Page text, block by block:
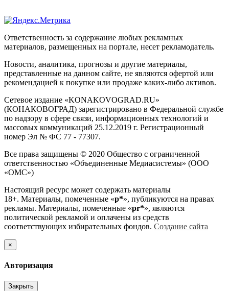
Ответственность за содержание любых рекламных
материалов, размещенных на портале, несет рекламодатель.
Новости, аналитика, прогнозы и другие материалы,
представленные на данном сайте, не являются офертой или
рекомендацией к покупке или продаже каких-либо активов.
Сетевое издание «KONAKOVOGRAD.RU»
(КОНАКОВОГРАД) зарегистрировано в Федеральной службе
по надзору в сфере связи, информационных технологий и
массовых коммуникаций 25.12.2019 г. Регистрационный
номер Эл № ФС 77 - 77307.
Все права защищены © 2020 Общество с ограниченной
ответственностью «Объединенные Медиасистемы» (ООО
«ОМС»)
Настоящий ресурс может содержать материалы
18+. Материалы, помеченные «р*», публикуются на правах
рекламы. Материалы, помеченные «рr*», являются
политической рекламой и оплачены из средств
соответствующих избирательных фондов. Создание сайта
×
Авторизация
Закрыть